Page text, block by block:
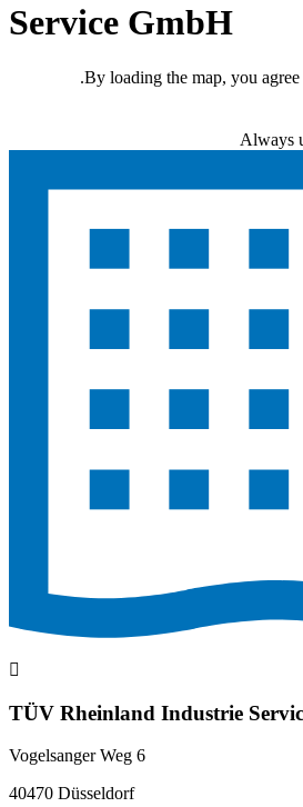
Service GmbH
By loading the map, you
Always
TÜV Rheinland Industrie
Vogelsanger Weg 6
40470 Düsseldorf